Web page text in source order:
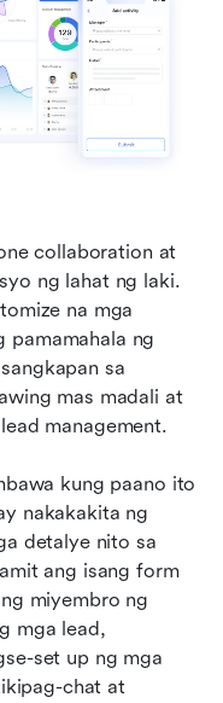
collaboration at
ng lahat ng laki.
na mga
pamamahala ng
sa
mas madali at
management.
kung paano ito
nakakakita ng
detalye nito sa
ang isang form
miyembro ng
mga lead,
set up ng mga
chat at